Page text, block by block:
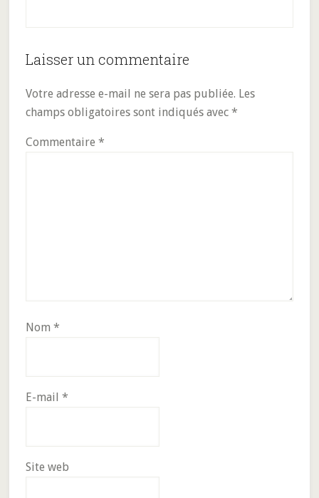
Interactions
lecteur
Laisser un commentaire
Votre adresse e-mail ne sera pas publiée. Les
champs obligatoires sont indiqués avec *
Commentaire *
Nom *
E-mail *
Site web